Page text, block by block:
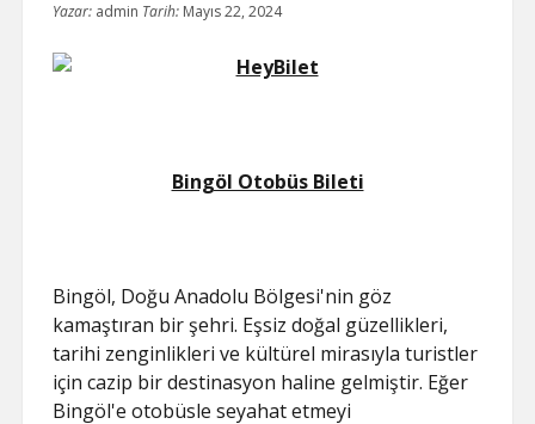
Yazar: admin Tarih: Mayıs 22, 2024
Bingöl Otobüs Bileti
Bingöl, Doğu Anadolu Bölgesi'nin göz
kamaştıran bir şehri. Eşsiz doğal güzellikleri,
tarihi zenginlikleri ve kültürel mirasıyla turistler
için cazip bir destinasyon haline gelmiştir. Eğer
Bingöl'e otobüsle seyahat etmeyi